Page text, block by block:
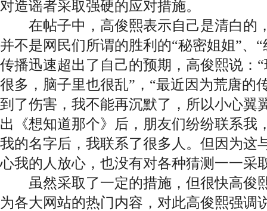
对造谣者采取强硬的应对措施。
在帖子中，高俊熙表示自己是清白的
并不是网民们所谓的胜利的“秘密姐姐”、
传播迅速超出了自己的预期，高俊熙说：
很多，脑子里也很乱”，“最近因为荒唐的
到了伤害，我不能再沉默了，所以小心翼
出《想知道那个》后，朋友们纷纷联系我
我的名字后，我联系了很多人。但因为这
心我的人放心，也没有对各种猜测一一采
虽然采取了一定的措施，但很快高俊
为各大网站的热门内容，对此高俊熙强调